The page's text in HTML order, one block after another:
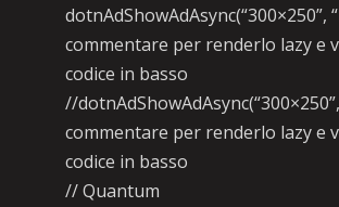
dotnAdShowAdAsync(“300×250”,
commentare per renderlo lazy e
codice in basso
//
commentare per renderlo lazy e
codice in basso
// Quantum